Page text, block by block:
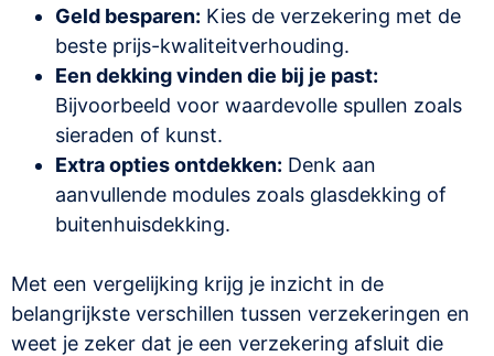
Geld besparen: Kies de verzekering met de
beste prijs-kwaliteitverhouding.
Een dekking vinden die bij je past:
Bijvoorbeeld voor waardevolle spullen zoals
sieraden of kunst.
Extra opties ontdekken: Denk aan
aanvullende modules zoals glasdekking of
buitenhuisdekking.
Met een vergelijking krijg je inzicht in de
belangrijkste verschillen tussen verzekeringen en
weet je zeker dat je een verzekering afsluit die